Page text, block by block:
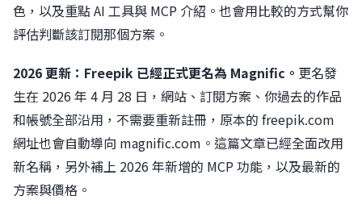
色，以及重點 AI 工具與 MCP 介紹。也會用比較的方式幫你
評估判斷該訂閱那個方案。
2026 更新：Freepik 已經正式更名為 Magnific。 更名發
生在 2026 年 4 月 28 日，網站、訂閱方案、你過去的作品
和帳號全部沿用，不需要重新註冊，原本的 freepik.com
網址也會自動導向 magnific.com。這篇文章已經全面改用
新名稱，另外補上 2026 年新增的 MCP 功能，以及最新的
方案與價格。